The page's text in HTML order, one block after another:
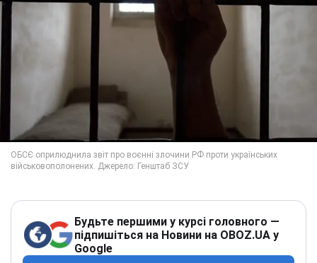
Будьте першими у курсі головного —
підпишіться на Новини на OBOZ.UA у
Google